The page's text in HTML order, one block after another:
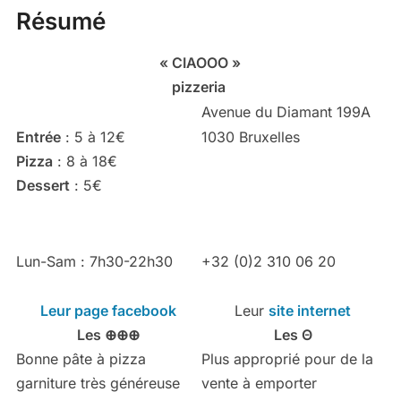
Résumé
« CIAOOO »
pizzeria
Entrée: 5 à 12€
Pizza : 8 à 18€
Dessert: 5€
Avenue du Diamant 199A
1030 Bruxelles
Lun-Sam : 7h30-22h30 +32 (0)2 310 06 20
Leur page facebook Leur site internet
Les ⊕⊕⊕
Les Θ
Bonne pâte à pizza
garniture très généreuse
Plus approprié pour de la
vente à emporter